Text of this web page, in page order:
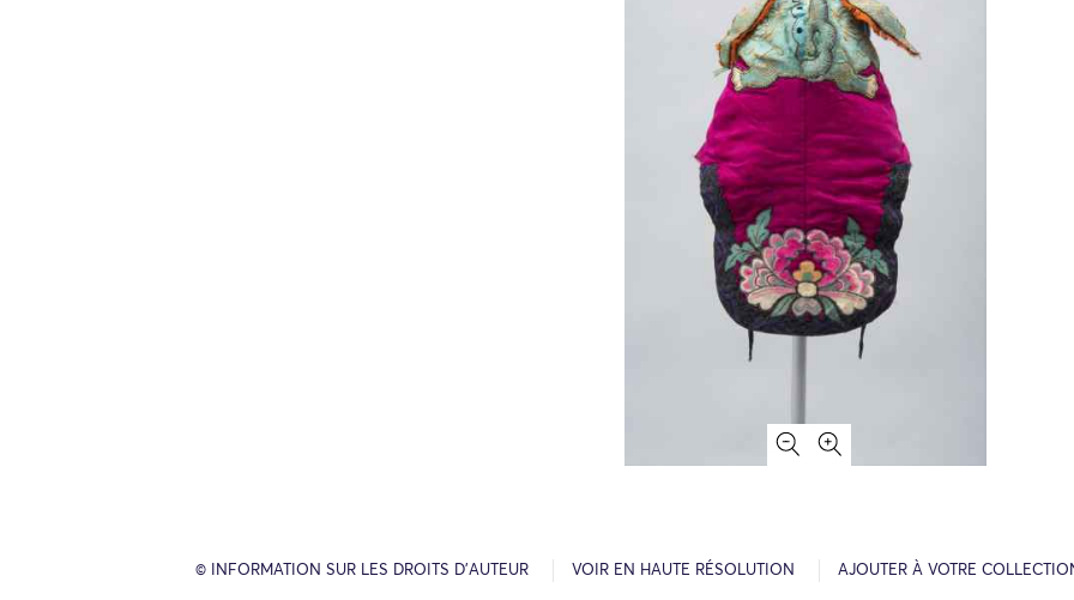
© INFORMATION SUR LES DROITS D’AUTEUR VOIR EN HAUTE RÉSOLUTION AJOUTER À VOTRE